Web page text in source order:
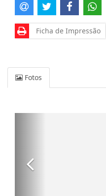
Ficha de Impressão
Fotos